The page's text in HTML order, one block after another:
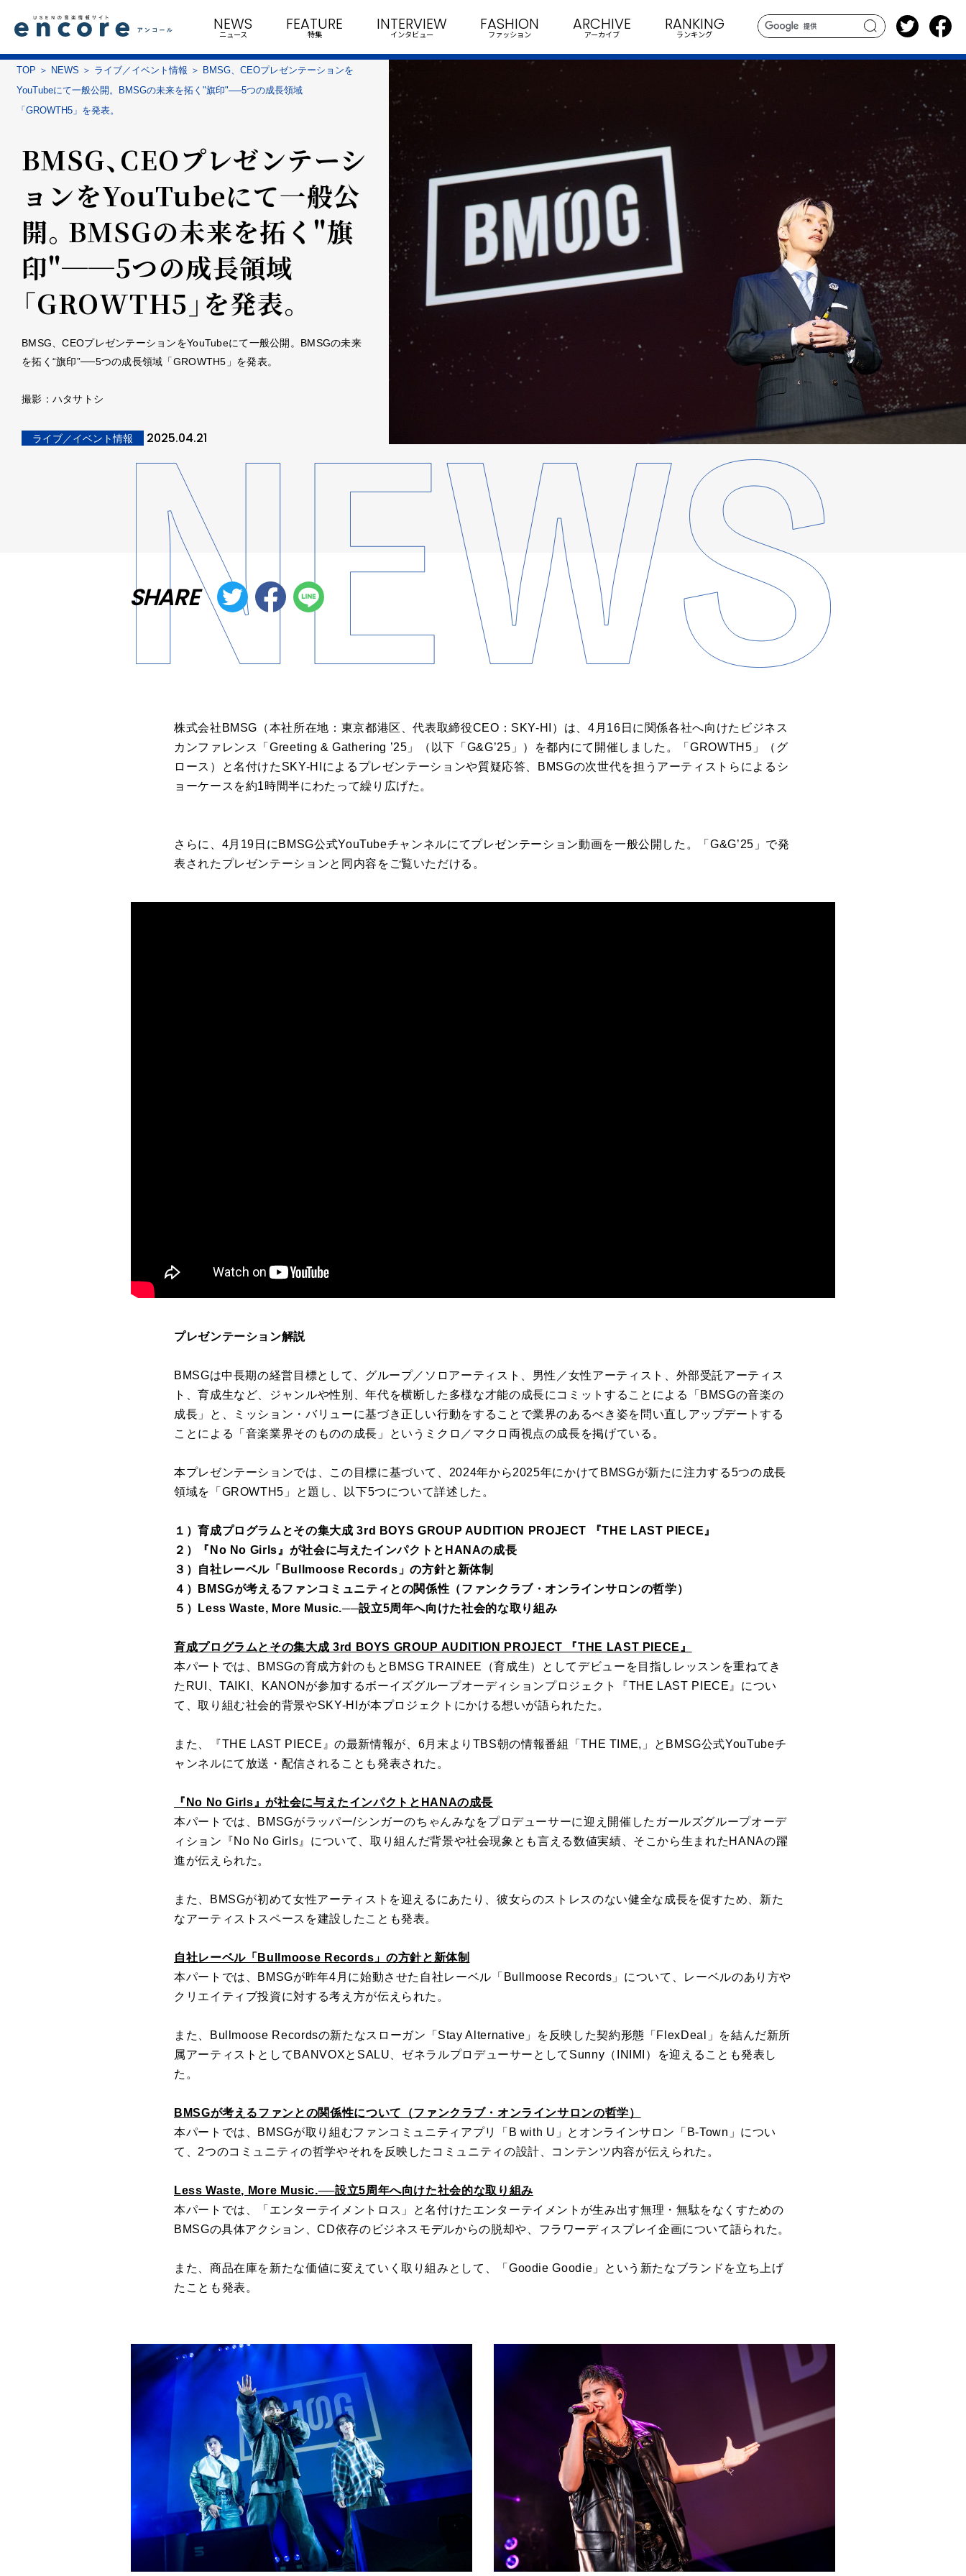
search
NEWS
ニュース
FEATURE
特集
INTERVIEW
インタビュー
FASHION
ファッション
ARCHIVE
アーカイブ
RANKING
ランキング
TOP NEWS ライブ／イベント情報
BMSG、CEOプレゼンテーションを
YouTubeにて一般公開。BMSGの未来を拓く"旗印"──5つの成長領域
「GROWTH5」を発表。
BMSG、CEOプレゼンテーシ
ョンをYouTubeにて一般公
開。BMSGの未来を拓く"旗
印"──5つの成長領域
「GROWTH5」を発表。
BMSG、CEOプレゼンテーションをYouTubeにて一般公開。BMSGの未来
を拓く“旗印”──5つの成長領域「GROWTH5」を発表。
撮影：ハタサトシ
ライブ／イベント情報 2025.04.21
SHARE
株式会社BMSG（本社所在地：東京都港区、代表取締役CEO：SKY-HI）は、4月16日に関係各社へ向けたビジネス
カンファレンス「Greeting & Gathering ’25」（以下「G&G’25」）を都内にて開催しました。「GROWTH5」（グ
ロース）と名付けたSKY-HIによるプレゼンテーションや質疑応答、BMSGの次世代を担うアーティストらによるシ
ョーケースを約1時間半にわたって繰り広げた。
さらに、4月19日にBMSG公式YouTubeチャンネルにてプレゼンテーション動画を一般公開した。「G&G’25」で発
表されたプレゼンテーションと同内容をご覧いただける。
プレゼンテーション解説
BMSGは中長期の経営目標として、グループ／ ソロアーティスト、男性／女性アーティスト、 外部受託アーティス
ト、育成生など、ジャンルや性別、年代を横断した多様な才能の成長にコミットすることによる「 BMSGの音楽の
成長」と、ミッション・バリューに基づき正しい行動をすることで業界のあるべき姿を問い直しアップデートする
ことによる「音楽業界そのものの成長」
というミクロ／マクロ両視点の成長を掲げている。
本プレゼンテーションでは、この目標に基づいて、 2024年から2025年にかけて BMSGが新たに注力する5つの成長
領域を「GROWTH5」と題し、
以下5つについて詳述した。
１）育成プログラムとその集大成 3rd BOYS GROUP AUDITION PROJECT 『THE LAST PIECE』
２）『No No Girls』が社会に与えたインパクトとHANAの成長
３）自社レーベル「Bullmoose Records」の方針と新体制
４）
BMSGが考えるファンコミュニティとの関係性（ファンクラブ・オンラインサロンの哲学）
５）Less Waste, More Music.──設立5周年へ向けた社会的な取り組み
育成プログラムとその集大成 3rd BOYS GROUP AUDITION PROJECT 『THE LAST PIECE』
本パートでは、 BMSGの育成方針のもと BMSG TRAINEE（育成生）
としてデビューを目指しレッスンを重ねてき
たRUI、TAIKI、 KANONが参加するボーイズグループオーディションプロジェク ト『THE LAST PIECE』につい
て、取り組む社会的背景やSKY-HIが本プロジェクトにかける想いが語られたた。
また、『THE LAST PIECE』の最新情報が、6月末よりTBS朝の情報番組「THE TIME,」と BMSG公式YouTubeチ
ャンネルにて放送・ 配信されることも発表された。
『No No Girls』が社会に与えたインパクトとHANAの成長
本パートでは、 BMSGがラッパー/シンガーのちゃんみなをプロデューサーに迎え開催したガールズグループオーデ
ィション『No No Girls』について、取り組んだ背景や社会現象とも言える数値実績、 そこから生まれたHANAの躍
進が伝えられた。
また、 BMSGが初めて女性アーティストを迎えるにあたり、 彼女らのストレスのない健全な成長を促すため、 新た
なアーティストスペースを建設したことも発表。
自社レーベル「Bullmoose Records」の方針と新体制
本パートでは、 BMSGが昨年4月に始動させた自社レーベル「 Bullmoose Records」について、 レーベルのあり方や
クリエイティブ投資に対する考え方が伝えられた。
また、Bullmoose Recordsの新たなスローガン「Stay Alternative」を反映した契約形態「 FlexDeal」
を結んだ新所
属アーティストとしてBANVOXとSALU、 ゼネラルプロデューサーとしてSunny（INIMI）
を迎えることも発表し
た。
BMSGが考えるファンとの関係性について（ファンクラブ・ オンラインサロンの哲学）
本パートでは、 BMSGが取り組むファンコミュニティアプリ「B with U」とオンラインサロン「B-Town」につい
て、 2つのコミュニティの哲学やそれを反映したコミュニティの設計、 コンテンツ内容が伝えられた。
Less Waste, More Music.──設立5周年へ向けた社会的な取り組み
本パートでは、「エンターテイメントロス」
と名付けたエンターテイメントが生み出す無理・ 無駄をなくすための
BMSGの具体アクション、CD依存のビジネスモデルからの脱却や、 フラワーディスプレイ企画について語られた。
また、商品在庫を新たな価値に変えていく取り組みとして、「 Goodie Goodie」
という新たなブランドを立ち上げ
たことも発表。